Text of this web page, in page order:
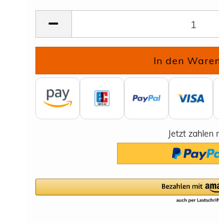
Jetzt zahlen